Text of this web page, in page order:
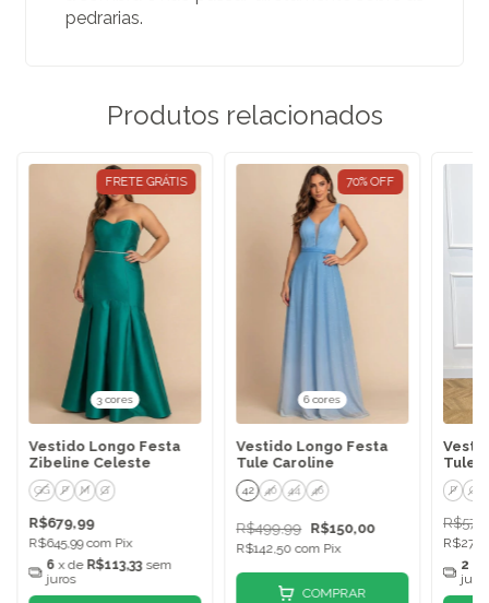
pedrarias.
Produtos relacionados
FRETE GRÁTIS
3 cores
Vestido Longo Festa
Zibeline Celeste
GG P M G
R$679,99
R$645,99com Pix
6 x de R$113,33 sem
juros
70%OFF
6 cores
Vestido Longo Festa
Tule Caroline
42 40 44 46
R$499,99 R$150,00
R$142,50com Pix
COMPRAR
Tule
P G
2